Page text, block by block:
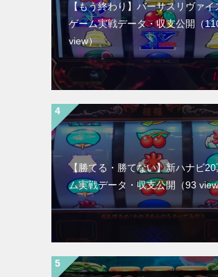
【もう終わり】バーサスリヴァイ
ゲーム実戦データ・収支公開
（
view）
【勝てる・勝てない】新ハナビ20
ム実戦データ・収支公開
（93